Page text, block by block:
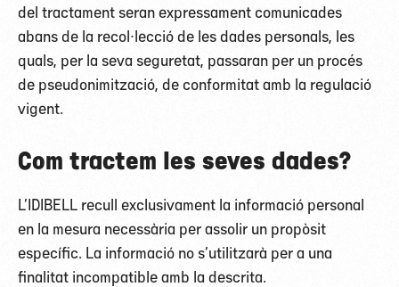
del tractament seran expressament comunicades
abans de la recol·lecció de les dades personals, les
quals, per la seva seguretat, passaran per un procés
de pseudonimització, de conformitat amb la regulació
vigent.
Com tractem les seves dades?
L’IDIBELL recull exclusivament la informació personal
en la mesura necessària per assolir un propòsit
específic. La informació no s’utilitzarà per a una
finalitat incompatible amb la descrita.